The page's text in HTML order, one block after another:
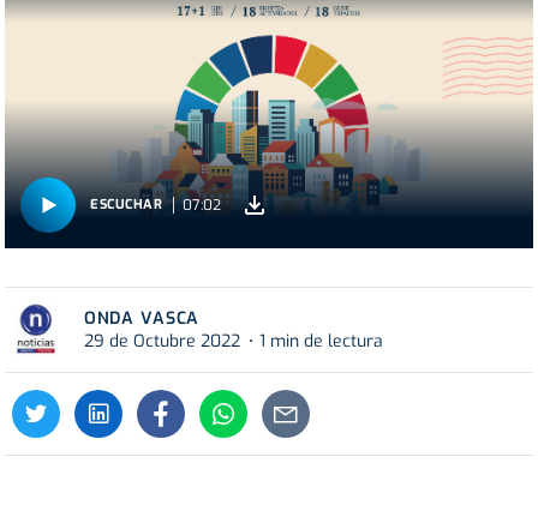
ESCUCHAR 07:02
ONDA VASCA
29 de Octubre 2022
1 min de lectura